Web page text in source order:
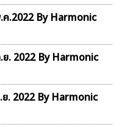
.ค.2022 By Harmonic
.ย. 2022 By Harmonic
.ย. 2022 By Harmonic